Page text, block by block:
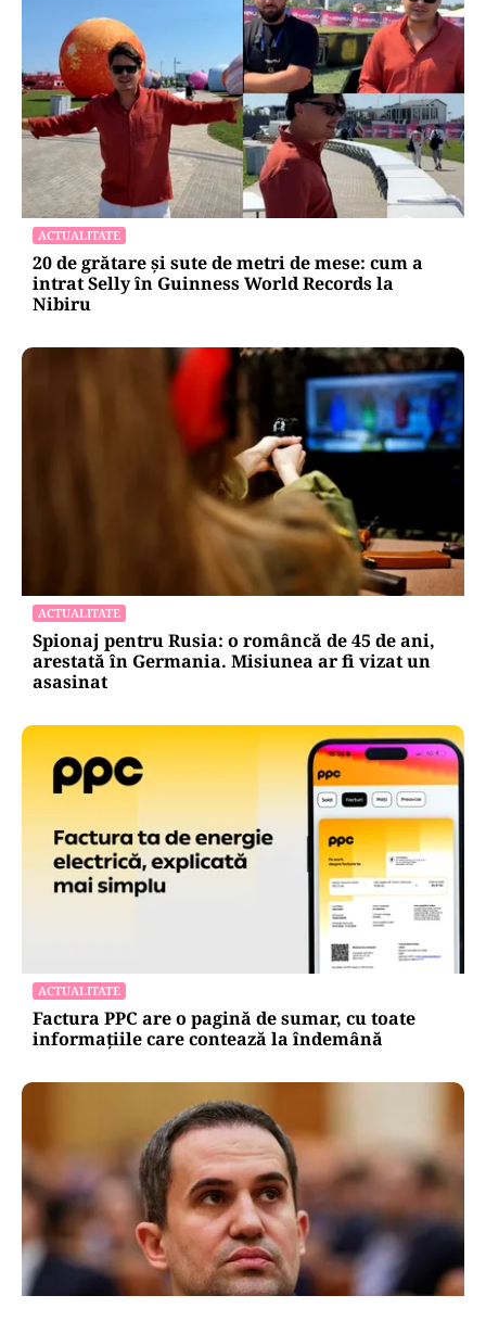
ACTUALITATE
20 de grătare și sute de metri de mese: cum a
intrat Selly în Guinness World Records la
Nibiru
ACTUALITATE
Spionaj pentru Rusia: o româncă de 45 de ani,
arestată în Germania. Misiunea ar fi vizat un
asasinat
ACTUALITATE
Factura PPC are o pagină de sumar, cu toate
informațiile care contează la îndemână